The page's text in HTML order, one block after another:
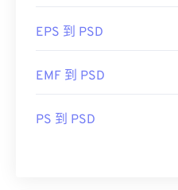
EPS 到 PSD
EMF 到 PSD
PS 到 PSD